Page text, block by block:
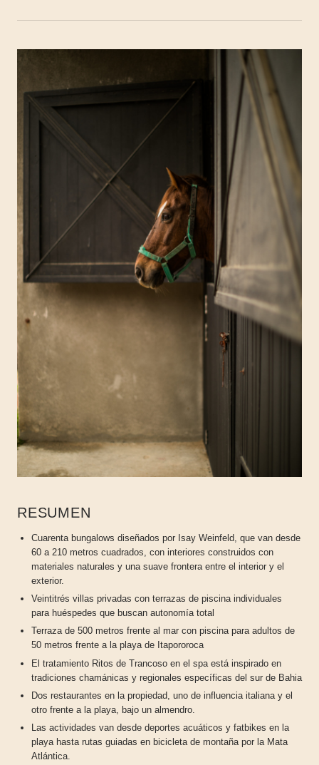
RESUMEN
Cuarenta bungalows diseñados por Isay Weinfeld, que van desde
60 a 210 metros cuadrados, con interiores construidos con
materiales naturales y una suave frontera entre el interior y el
exterior.
Veintitrés villas privadas con terrazas de piscina individuales
para huéspedes que buscan autonomía total
Terraza de 500 metros frente al mar con piscina para adultos de
50 metros frente a la playa de Itapororoca
El tratamiento Ritos de Trancoso en el spa está inspirado en
tradiciones chamánicas y regionales específicas del sur de Bahia
Dos restaurantes en la propiedad, uno de influencia italiana y el
otro frente a la playa, bajo un almendro.
Las actividades van desde deportes acuáticos y fatbikes en la
playa hasta rutas guiadas en bicicleta de montaña por la Mata
Atlántica.